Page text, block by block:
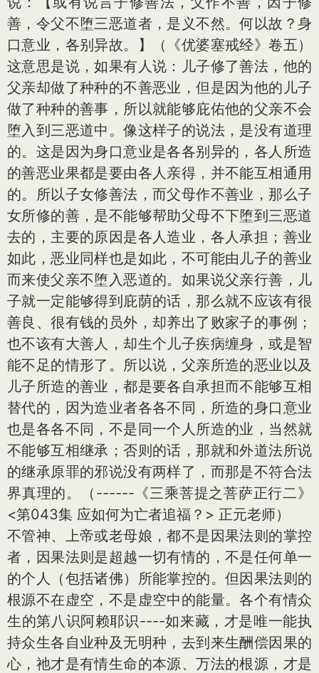
善，令父不堕三恶道者，是义不然。何以故？身
口意业，各别异故。】（《优婆塞戒经》卷五）
这意思是说，如果有人说：儿子修了善法，他的
父亲却做了种种的不善恶业，但是因为他的儿子
做了种种的善事，所以就能够庇佑他的父亲不会
堕入到三恶道中。像这样子的说法，是没有道理
的。这是因为身口意业是各各别异的，各人所造
的善恶业果都是要由各人亲得，并不能互相通用
的。所以子女修善法，而父母作不善业，那么子
女所修的善，是不能够帮助父母不下堕到三恶道
去的，主要的原因是各人造业，各人承担；善业
如此，恶业同样也是如此，不可能由儿子的善业
而来使父亲不堕入恶道的。如果说父亲行善，儿
子就一定能够得到庇荫的话，那么就不应该有很
善良、很有钱的员外，却养出了败家子的事例；
也不该有大善人，却生个儿子疾病缠身，或是智
能不足的情形了。所以说，父亲所造的恶业以及
儿子所造的善业，都是要各自承担而不能够互相
替代的，因为造业者各各不同，所造的身口意业
也是各各不同，不是同一个人所造的业，当然就
不能够互相继承；否则的话，那就和外道法所说
的继承原罪的邪说没有两样了，而那是不符合法
界真理的。（------《三乘菩提之菩萨正行二》
<第043集 应如何为亡者追福？> 正元老师）
不管神、上帝或老母娘，都不是因果法则的掌控
者，因果法则是超越一切有情的，不是任何单一
的个人（包括诸佛）所能掌控的。但因果法则的
根源不在虚空，不是虚空中的能量。各个有情众
生的第八识阿赖耶识----如来藏，才是唯一能执
持众生各自业种及无明种，去到来生酬偿因果的
心，祂才是有情生命的本源、万法的根源，才是